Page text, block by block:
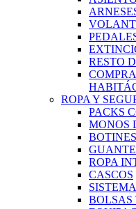
RESTO
ROPA Y
PACKS
MONOS
ROPA
CASCOS
BOLSAS